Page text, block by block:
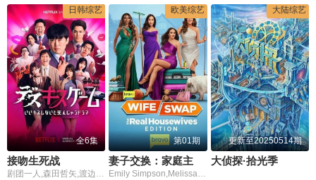
日韩综艺
全6集
接吻生死战
剧团一人,森田哲矢,渡边隆,野田水晶,岛佐和也,ぐんぴぃ,矢作兼,山里亮太,池田美优,宫野真守,竹财辉之助,桥本润,结木滉星,野间口彻,八岛智人,寺岛进,西冈德马,八木奈奈,橘玛丽,金松季步,塔乃花铃,葵伊吹,纱仓真菜,月乃露娜,MINAMO
欧美综艺
第01期
Emily Simpson,Melissa Gorga,Joe Gorga,Angie Katsanevas,Shane Simpson,Wendy Osefo
大陆综艺
更新至20250514期
大侦探·拾光季